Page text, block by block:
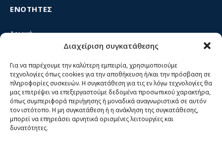
Διαχείριση συγκατάθεσης
Για να παρέχουμε την καλύτερη εμπειρία, χρησιμοποιούμε
τεχνολογίες όπως cookies για την αποθήκευση ή/και την πρόσβαση σε
πληροφορίες συσκευών. Η συγκατάθεση για τις εν λόγω τεχνολογίες θα
μας επιτρέψει να επεξεργαστούμε δεδομένα προσωπικού χαρακτήρα,
όπως συμπεριφορά περιήγησης ή μοναδικά αναγνωριστικά σε αυτόν
τον ιστότοπο. Η μη συγκατάθεση ή η ανάκληση της συγκατάθεσης,
μπορεί να επηρεάσει αρνητικά ορισμένες λειτουργίες και
δυνατότητες.
ΕΝΟΤΗΤΕΣ
Αρχική
Κίνημα ΝΙΚΗ – Ποιοι είμαστε, αρχές & δράση
Θέσεις
Πρόσωπα
Όργανα και ομάδες
Βίντεο
Δελτία Τύπου